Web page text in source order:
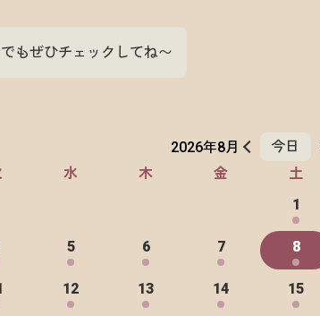
もぜひチェックしてね〜